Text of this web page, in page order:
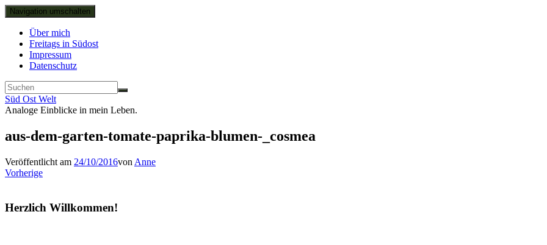
Navigation umschalten
Über mich
Freitags in Südost
Impressum
Datenschutz
Süd Ost Welt
Analoge Einblicke in mein Leben.
aus-dem-garten-tomate-paprika-blumen-_cosmea
Veröffentlicht am 24/10/2016von Anne
Vorherige
Herzlich Willkommen!